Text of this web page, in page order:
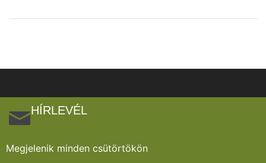
HÍRLEVÉL
Megjelenik minden csütörtökön